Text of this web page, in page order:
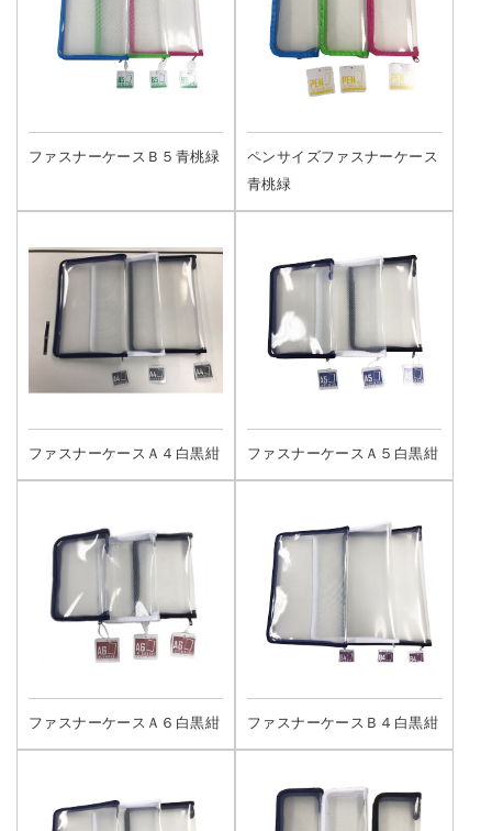
ファスナーケースＢ５青桃緑
ペンサイズファスナーケース
青桃緑
ファスナーケースＡ４白黒紺 ファスナーケースＡ５白黒紺
ファスナーケースＡ６白黒紺 ファスナーケースＢ４白黒紺